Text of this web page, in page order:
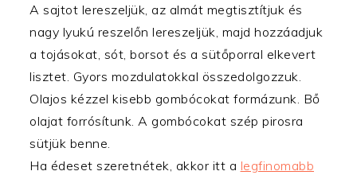
A sajtot lereszeljük, az almát megtisztítjuk és
nagy lyukú reszelőn lereszeljük, majd hozzáadjuk
a tojásokat, sót, borsot és a sütőporral elkevert
lisztet. Gyors mozdulatokkal összedolgozzuk.
Olajos kézzel kisebb gombócokat formázunk. Bő
olajat forrósítunk. A gombócokat szép pirosra
sütjük benne.
Ha édeset szeretnétek, akkor itt a legfinomabb